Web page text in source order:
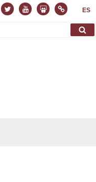
TwitterYoutubeSlideshare
NormasES